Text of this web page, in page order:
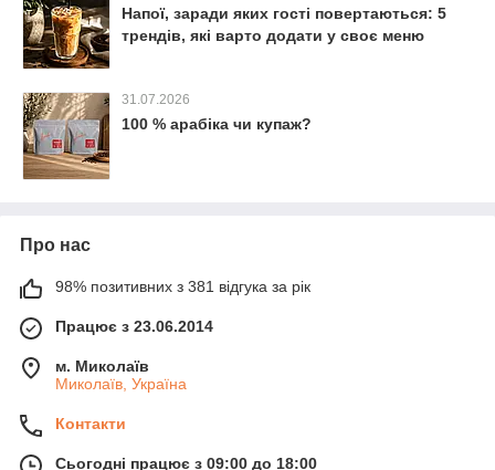
Напої, заради яких гості повертаються: 5
трендів, які варто додати у своє меню
31.07.2026
100 % арабіка чи купаж?
Про нас
98% позитивних з 381 відгука за рік
Працює з 23.06.2014
м. Миколаїв
Миколаїв, Україна
Контакти
Сьогодні працює з 09:00 до 18:00